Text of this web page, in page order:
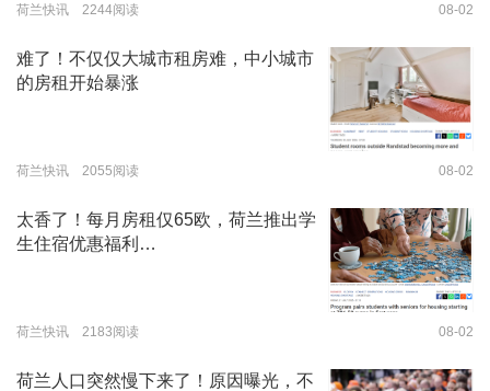
荷兰快讯 2244阅读 08-02
难了！不仅仅大城市租房难，中小城市
的房租开始暴涨
荷兰快讯 2055阅读 08-02
太香了！每月房租仅65欧，荷兰推出学
生住宿优惠福利…
荷兰快讯 2183阅读 08-02
荷兰人口突然慢下来了！原因曝光，不